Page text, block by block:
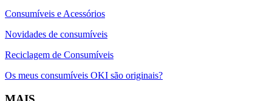
Consumíveis e Acessórios
Novidades de consumíveis
Reciclagem de Consumíveis
Os meus consumíveis OKI são originais?